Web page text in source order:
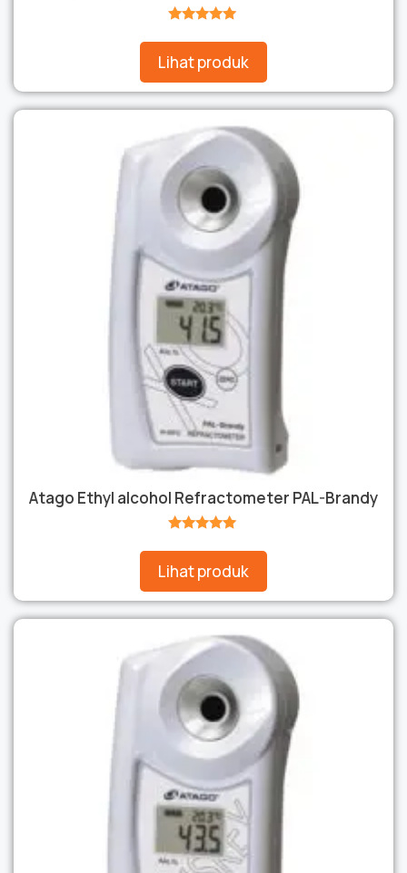
Lihat produk
Atago Ethyl alcohol Refractometer PAL-Brandy
Lihat produk